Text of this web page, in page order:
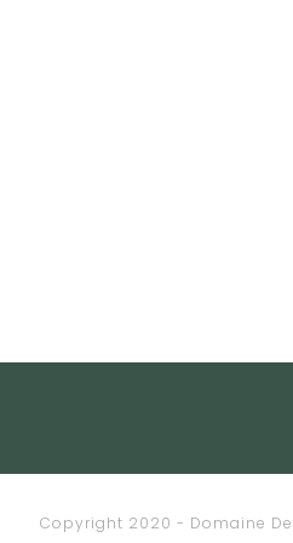
Copyright 2020 - Domaine